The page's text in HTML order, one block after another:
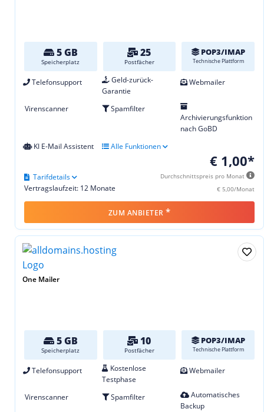
5 GB
Speicherplatz
25
Postfächer
POP3/IMAP
Technische Plattform
Telefonsupport
Geld-zurück-
Garantie
Webmailer
Virenscanner
Spamfilter
Archivierungsfunktion
nach GoBD
KI E-Mail Assistent
Alle Funktionen
€ 1,00*
Durchschnittspreis pro Monat
€ 5,00/Monat
Vertragslaufzeit: 12 Monate
Tarifdetails
ZUM ANBIETER *
One Mailer
5 GB
Speicherplatz
10
Postfächer
POP3/IMAP
Technische Plattform
Telefonsupport
Kostenlose
Testphase
Webmailer
Virenscanner Spamfilter
Automatisches
Backup